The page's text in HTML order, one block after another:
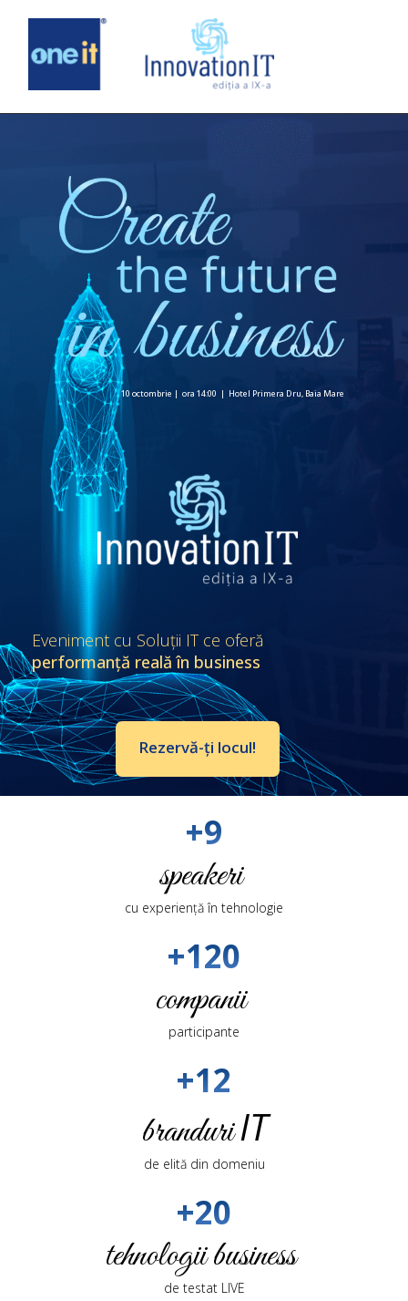
10 octombrie | ora 14:00 | Hotel Primera Dru, Baia Mare
Eveniment cu Soluții IT ce oferă
performanță reală în business
Rezervă-ți locul!
+9
speakeri
cu experiență în tehnologie
+120
companii
participante
+12
branduriIT
de elită din domeniu
+20
tehnologii business
de testat LIVE